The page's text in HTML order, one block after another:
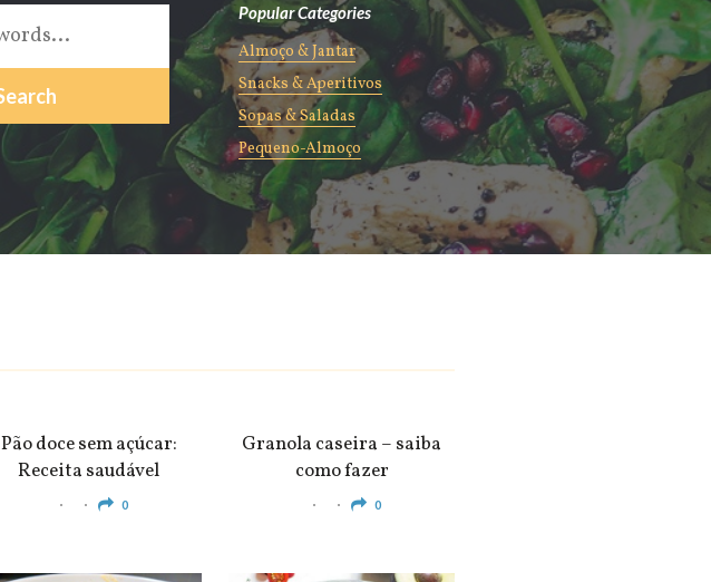
Popular Categories
Almoço & Jantar
Snacks & Aperitivos
Sopas & Saladas
Pequeno-Almoço
Pão doce sem açúcar:
Receita saudável
0
Granola caseira – saiba
como fazer
0